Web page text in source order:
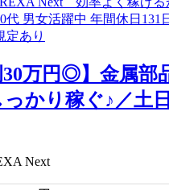
30万円◎】金属部
かり稼ぐ♪／土
Next